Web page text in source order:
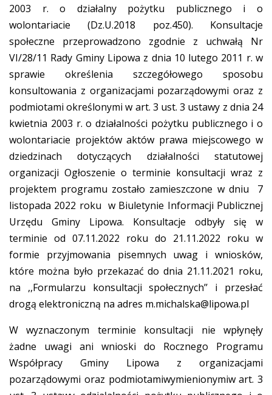
2003 r. o działalny pożytku publicznego i o
wolontariacie (Dz.U.2018 poz.450). Konsultacje
społeczne przeprowadzono zgodnie z uchwałą Nr
VI/28/11 Rady Gminy Lipowa z dnia 10 lutego 2011 r. w
sprawie określenia szczegółowego sposobu
konsultowania z organizacjami pozarządowymi oraz z
podmiotami określonymi w art. 3 ust. 3 ustawy z dnia 24
kwietnia 2003 r. o działalności pożytku publicznego i o
wolontariacie projektów aktów prawa miejscowego w
dziedzinach dotyczących działalności statutowej
organizacji Ogłoszenie o terminie konsultacji wraz z
projektem programu zostało zamieszczone w dniu 7
listopada 2022 roku w Biuletynie Informacji Publicznej
Urzędu Gminy Lipowa. Konsultacje odbyły się w
terminie od 07.11.2022 roku do 21.11.2022 roku w
formie przyjmowania pisemnych uwag i wniosków,
które można było przekazać do dnia 21.11.2021 roku,
na ,,Formularzu konsultacji społecznych’’ i przesłać
drogą elektroniczną na adres m.michalska@lipowa.pl
W wyznaczonym terminie konsultacji nie wpłynęły
żadne uwagi ani wnioski do Rocznego Programu
Współpracy Gminy Lipowa z organizacjami
pozarządowymi oraz podmiotamiwymienionymiw art. 3